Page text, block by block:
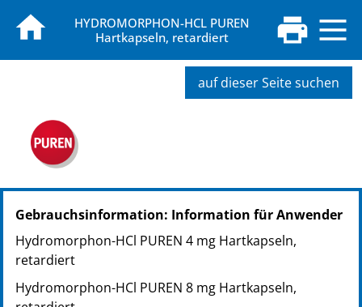
HYDROMORPHON-HCL PUREN
Hartkapseln, retardiert
auf dieser Seite suchen
PZN: 11354988
PPN: 111135498873
NTIN: 04150113549883
PZN: 11355002
NTIN: 04150113550025
Gebrauchsinformation: Information für Anwender
Hydromorphon-HCl PUREN 4 mg Hartkapseln,
retardiert
Hydromorphon-HCl PUREN 8 mg Hartkapseln,